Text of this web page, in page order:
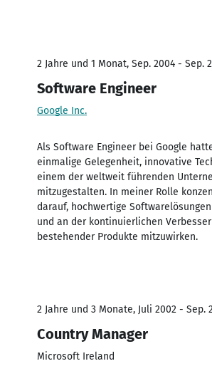
2 Jahre und 1 Monat, Sep. 2004 - Sep.
Software Engineer
Google Inc.
Als Software Engineer bei Google
einmalige Gelegenheit, innovative
einem der weltweit führenden
mitzugestalten. In meiner Rolle
darauf, hochwertige
und an der kontinuierlichen
bestehender Produkte mitzuwirken.
2 Jahre und 3 Monate, Juli 2002 - Sep.
Country Manager
Microsoft Ireland